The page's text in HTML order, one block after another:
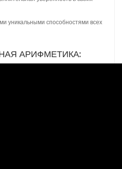
уникальными способностями всех
АРИФМЕТИКА: